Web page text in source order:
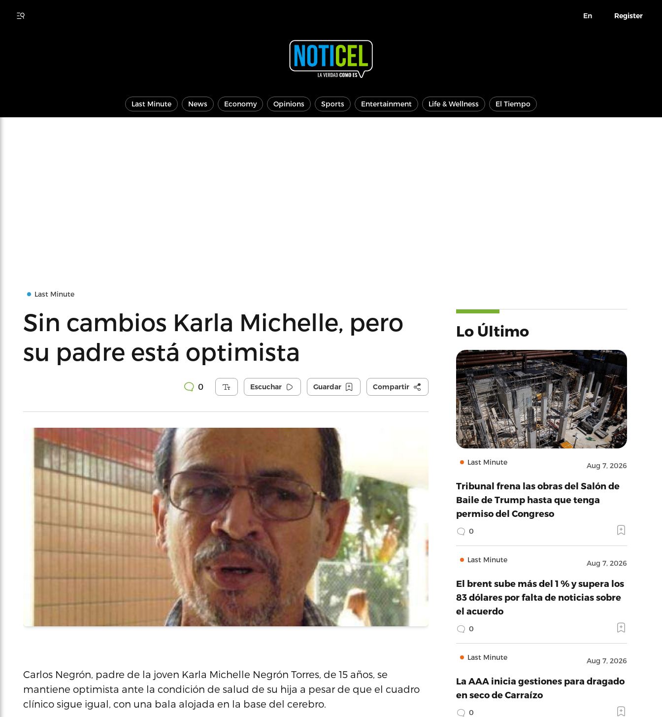
En Register
Last Minute News Economy Opinions Sports Entertainment Life & Wellness El Tiempo
Last Minute
Sin cambios Karla Michelle, pero
su padre está optimista
0 Escuchar Guardar Compartir
Carlos Negrón, padre de la joven Karla Michelle Negrón Torres, de 15 años, se
mantiene optimista ante la condición de salud de su hija a pesar de que el cuadro
clínico sigue igual, con una bala alojada en la base del cerebro.
Lo Último
Last Minute Aug 7, 2026
Tribunal frena las obras del Salón de
Baile de Trump hasta que tenga
permiso del Congreso
0
Last Minute Aug 7, 2026
El brent sube más del 1 % y supera los
83 dólares por falta de noticias sobre
el acuerdo
0
Last Minute Aug 7, 2026
La AAA inicia gestiones para dragado
en seco de Carraízo
0